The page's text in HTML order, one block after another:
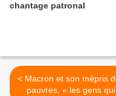
chantage patronal
< Macron et son mépris des
pauvres, « les gens qui